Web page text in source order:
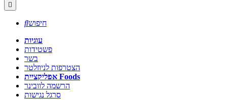

חיפוש
עוגיות
פשטידות
בשר
הצטרפות לניוזלטר
אפליקציית Foods
הרשמה לוובינר
סרגל נגישות